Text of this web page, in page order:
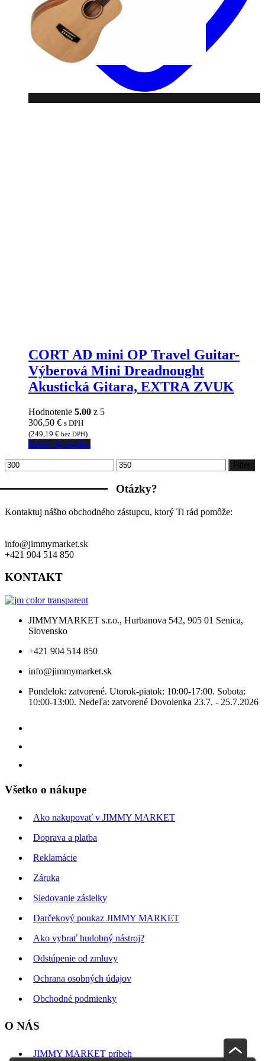
CORT AD mini OP Travel Guitar-
Výberová Mini Dreadnought
Akustická Gitara, EXTRA ZVUK
Hodnotenie 5.00 z 5
306,50 € s DPH
(249,19 € bez DPH)
Pridať do košíka
Minimálna
cena
Maximálna
cena
Filter
Otázky?
Kontaktuj nášho obchodného zástupcu, ktorý Ti rád pomôže:
info@jimmymarket.sk
+421 904 514 850
KONTAKT
JIMMYMARKET s.r.o., Hurbanova 542, 905 01 Senica,
Slovensko
+421 904 514 850
info@jimmymarket.sk
Pondelok: zatvorené. Utorok-piatok: 10:00-17:00. Sobota:
10:00-13:00. Nedeľa: zatvorené Dovolenka 23.7. - 25.7.2026
Všetko o nákupe
Ako nakupovať v JIMMY MARKET
Doprava a platba
Reklamácie
Záruka
Sledovanie zásielky
Darčekový poukaz JIMMY MARKET
Ako vybrať hudobný nástroj?
Odstúpenie od zmluvy
Ochrana osobných údajov
Obchodné podmienky
O NÁS
JIMMY MARKET príbeh